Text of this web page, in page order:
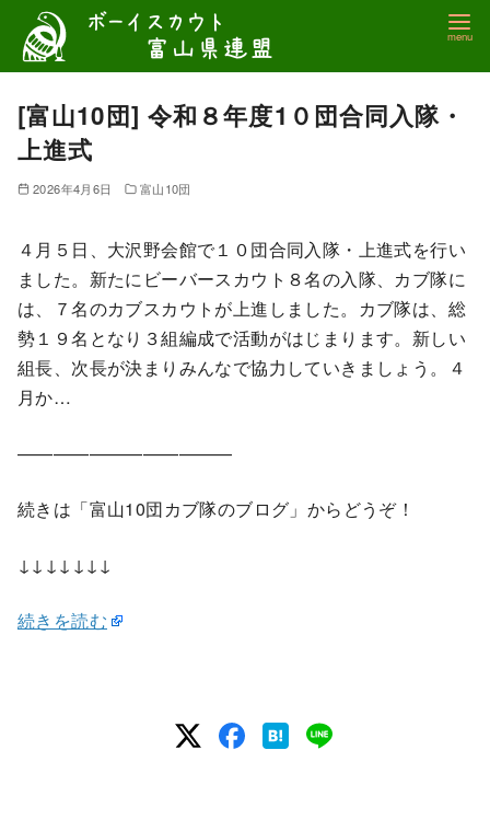
テ
[富山10団] 令和８年度1０団合同入隊・
上進式
2026年4月6日 富山10団
４月５日、大沢野会館で１０団合同入隊・上進式を行い
ました。新たにビーバースカウト８名の入隊、カブ隊に
は、７名のカブスカウトが上進しました。カブ隊は、総
勢１９名となり３組編成で活動がはじまります。新しい
組長、次長が決まりみんなで協力していきましょう。４
月か…
————————————
続きは「富山10団カブ隊のブログ」からどうぞ！
↓↓↓↓↓↓↓
続きを読む